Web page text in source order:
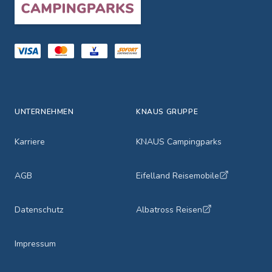
UNTERNEHMEN
Karriere
AGB
Datenschutz
Impressum
KNAUS GRUPPE
KNAUS Campingparks
Eifelland Reisemobile
Albatross Reisen